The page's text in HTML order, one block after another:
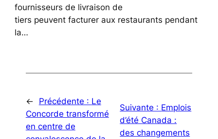
fournisseurs de livraison de
tiers peuvent facturer aux restaurants pendant
la…
← Précédente : Le
Concorde transformé
en centre de
Suivante : Emplois
d’été Canada :
des changements